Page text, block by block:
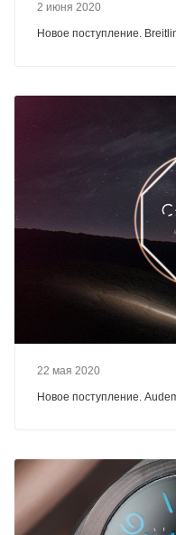
2 июня 2020
Новое поступление.
22 мая 2020
Новое поступление.